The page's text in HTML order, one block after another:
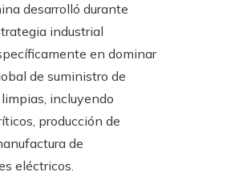
desarrolló durante
industrial
en dominar
de suministro de
incluyendo
producción de
de
eléctricos.